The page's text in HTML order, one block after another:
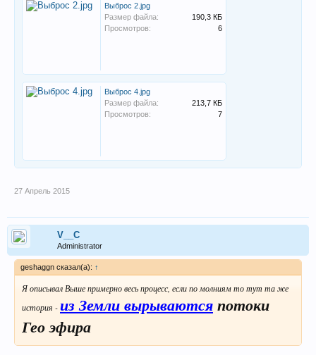
Выброс 2.jpg
Размер файла:
190,3 КБ
Просмотров:
6
Выброс 4.jpg
Размер файла:
213,7 КБ
Просмотров:
7
27 Апрель 2015
V__C
Administrator
geshaggn сказал(а): ↑
Я описывал Выше примерно весь процесс, если по молниям то тут та же
история -из Земли вырываютсяпотоки
Гео эфира